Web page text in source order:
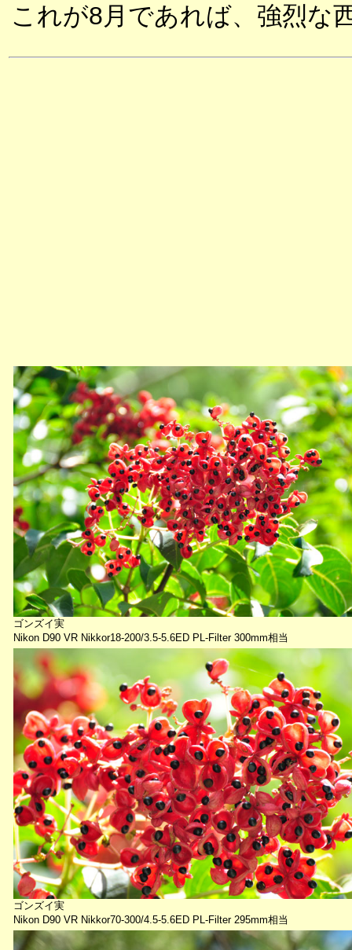
これが8月であれば、強烈な
ゴンズイ実
Nikon D90 VR Nikkor18-200/3.5-5.6ED PL-Filter 300mm相当
ゴンズイ実
Nikon D90 VR Nikkor70-300/4.5-5.6ED PL-Filter 295mm相当